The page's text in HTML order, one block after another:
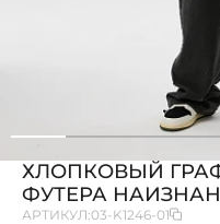
ХЛОПКОВЫЙ
ФУТЕРА
АРТИКУЛ:03-K1246-01